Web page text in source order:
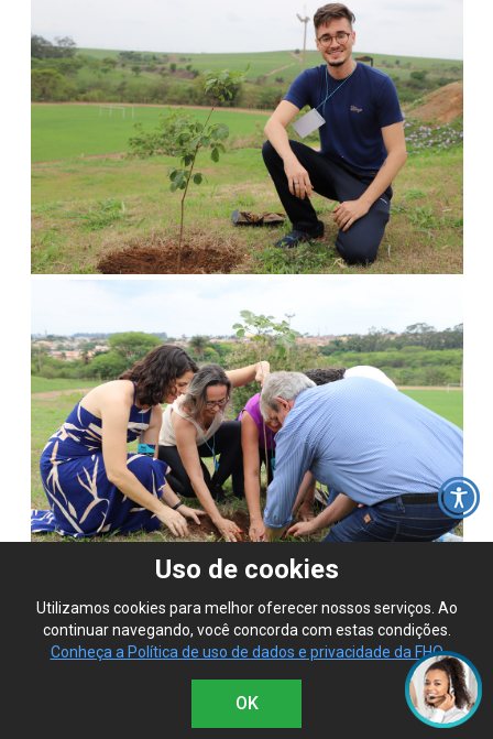
Uso de cookies
Utilizamos cookies para melhor oferecer nossos serviços. Ao
continuar navegando, você concorda com estas condições.
Conheça a Política de uso de dados e privacidade da FHO
OK